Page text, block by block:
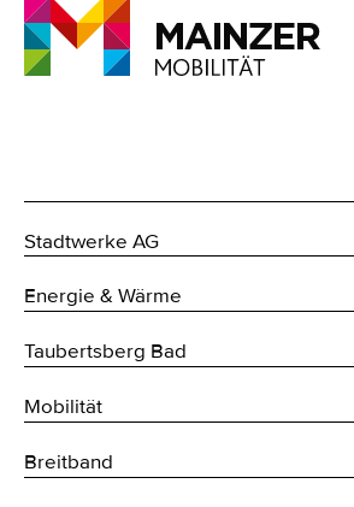
Stadtwerke AG
Energie & Wärme
Taubertsberg Bad
Mobilität
Breitband